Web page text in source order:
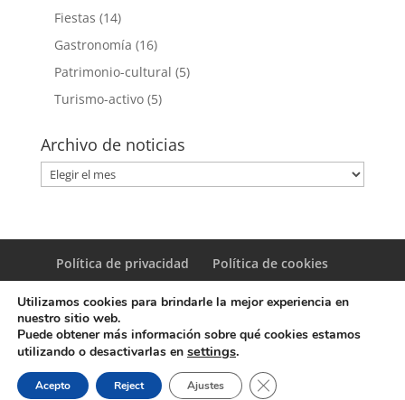
Fiestas (14)
Gastronomía (16)
Patrimonio-cultural (5)
Turismo-activo(5)
Archivo de noticias
Archivo
de
Política de privacidad Política de cookies
© Copyright Servicio de Informática y Telecomunicaciones.
Diputacion Provincial Alicante
Utilizamos cookies para brindarle la mejor experiencia en
nuestro sitio web.
Puede obtener más información sobre qué cookies estamos
utilizando o desactivarlas en settings.
Acepto Reject Ajustes Cerrar el banner de